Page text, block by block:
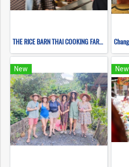
THE RICE BARN THAI COOKING FARM ( FULL DAY CORSE 2 )
New New